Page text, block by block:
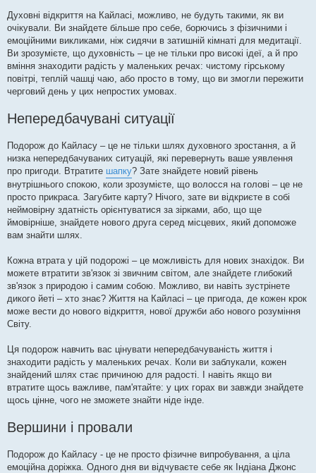
Духовні відкриття на Кайласі, можливо, не будуть такими, як ви
очікували. Ви знайдете більше про себе, борючись з фізичними і
емоційними викликами, ніж сидячи в затишній кімнаті для медитації.
Ви зрозумієте, що духовність – це не тільки про високі ідеї, а й про
вміння знаходити радість у маленьких речах: чистому гірському
повітрі, теплій чашці чаю, або просто в тому, що ви змогли пережити
черговий день у цих непростих умовах.
Непередбачувані ситуації
Подорож до Кайласу – це не тільки шлях духовного зростання, а й
низка непередбачуваних ситуацій, які перевернуть ваше уявлення
про пригоди. Втратите шапку? Зате знайдете новий рівень
внутрішнього спокою, коли зрозумієте, що волосся на голові – це не
просто прикраса. Загубите карту? Нічого, зате ви відкриєте в собі
неймовірну здатність орієнтуватися за зірками, або, що ще
ймовірніше, знайдете нового друга серед місцевих, який допоможе
вам знайти шлях.
Кожна втрата у цій подорожі – це можливість для нових знахідок. Ви
можете втратити зв'язок зі звичним світом, але знайдете глибокий
зв'язок з природою і самим собою. Можливо, ви навіть зустрінете
дикого йеті – хто знає? Життя на Кайласі – це пригода, де кожен крок
може вести до нового відкриття, нової дружби або нового розуміння
Світу.
Ця подорож навчить вас цінувати непередбачуваність життя і
знаходити радість у маленьких речах. Коли ви заблукали, кожен
знайдений шлях стає причиною для радості. І навіть якщо ви
втратите щось важливе, пам'ятайте: у цих горах ви завжди знайдете
щось цінне, чого не зможете знайти ніде інде.
Вершини і провали
Подорож до Кайласу - це не просто фізичне випробування, а ціла
емоційна доріжка. Одного дня ви відчуваєте себе як Індіана Джонс